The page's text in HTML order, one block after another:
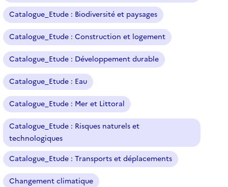
Catalogue_Etude : Biodiversité et paysages
Catalogue_Etude : Construction et logement
Catalogue_Etude : Développement durable
Catalogue_Etude : Eau
Catalogue_Etude : Mer et Littoral
Catalogue_Etude : Risques naturels et
technologiques
Catalogue_Etude : Transports et déplacements
Changement climatique